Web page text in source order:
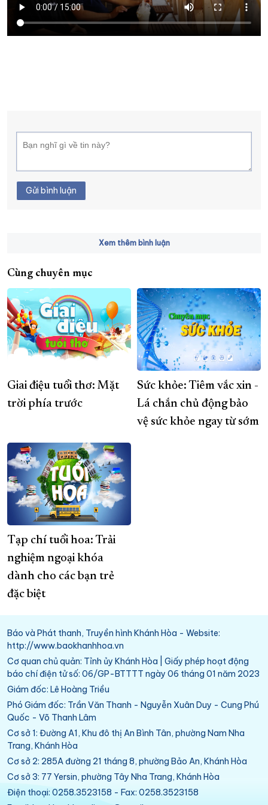
XÂY DỰNG KHÁNH HÒA TRỞ THÀNH THÀNH PHỐ TRỰC THUỘC
Gửi bình luận
Xem thêm bình luận
Cùng chuyên mục
Giai điệu tuổi thơ: Mặt
trời phía trước
Sức khỏe: Tiêm vắc xin -
Lá chắn chủ động bảo
vệ sức khỏe ngay từ sớm
Tạp chí tuổi hoa: Trải
nghiệm ngoại khóa
dành cho các bạn trẻ
đặc biệt
Báo và Phát thanh, Truyền hình Khánh Hòa - Website:
http://www.baokhanhhoa.vn
Cơ quan chủ quản: Tỉnh ủy Khánh Hòa | Giấy phép hoạt động
báo chí điện tử số: 06/GP-BTTTT ngày 06 tháng 01 năm 2023
Giám đốc: Lê Hoàng Triều
Phó Giám đốc: Trần Văn Thanh - Nguyễn Xuân Duy - Cung Phú
Quốc - Võ Thanh Lâm
Cơ sở 1: Đường A1, Khu đô thị An Bình Tân, phường Nam Nha
Trang, Khánh Hòa
Cơ sở 2: 285A đường 21 tháng 8, phường Bảo An, Khánh Hòa
Cơ sở 3: 77 Yersin, phường Tây Nha Trang, Khánh Hòa
Điện thoại: 0258.3523158 - Fax: 0258.3523158